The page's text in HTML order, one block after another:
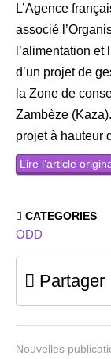
L’Agence
associé
l’alimentation
d’un projet de
la Zone de
Zambèze
projet à hauteur
Lire l’article
CATEGORIES
ODD
Partager
Nouvelles